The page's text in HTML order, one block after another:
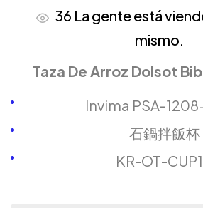
36 La gente está
mismo.
Taza De Arroz Dolsot
Invima PSA-
石鍋拌飯杯
KR-OT-